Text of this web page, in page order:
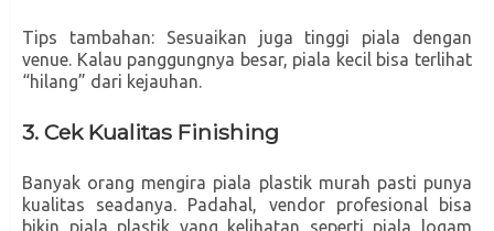
Tips tambahan: Sesuaikan juga tinggi piala dengan
venue. Kalau panggungnya besar, piala kecil bisa terlihat
“hilang” dari kejauhan.
3. Cek Kualitas Finishing
Banyak orang mengira piala plastik murah pasti punya
kualitas seadanya. Padahal, vendor profesional bisa
bikin piala plastik yang kelihatan seperti piala logam